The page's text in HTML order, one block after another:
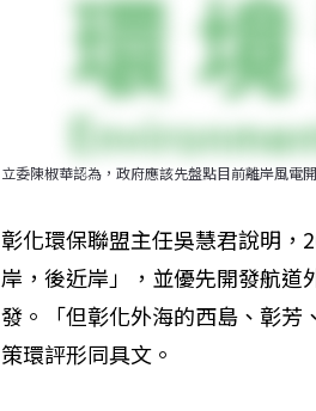
立委陳椒華認為，政府應該先盤點目前離岸風電
彰化環保聯盟主任吳慧君說明，
岸，後近岸」，並優先開發航道
發。「但彰化外海的西島、彰芳
策環評形同具文。